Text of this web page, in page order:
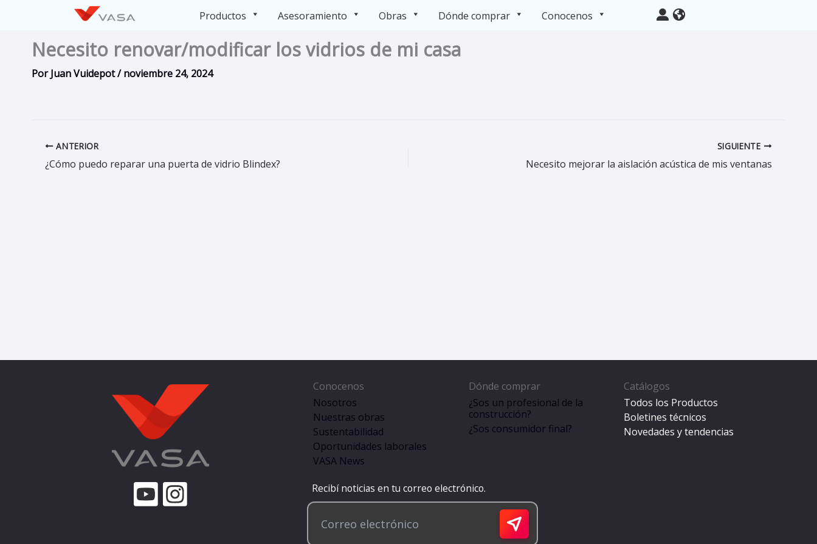
contenido
Productos Asesoramiento Obras Dónde comprar Conocenos
Necesito renovar/modificar los vidrios de mi casa
PorJuan Vuidepot/noviembre 24, 2024
ANTERIOR
¿Cómo puedo reparar una puerta de vidrio Blindex?
SIGUIENTE
Necesito mejorar la aislación acústica de mis ventanas
Conocenos
Nosotros
Nuestras obras
Sustentabilidad
Oportunidades laborales
VASA News
Dónde comprar
¿Sos un profesional de la
construcción?
¿Sos consumidor final?
Catálogos
Todos los Productos
Boletines técnicos
Novedades y tendencias
Recibí noticias en tu correo electrónico.